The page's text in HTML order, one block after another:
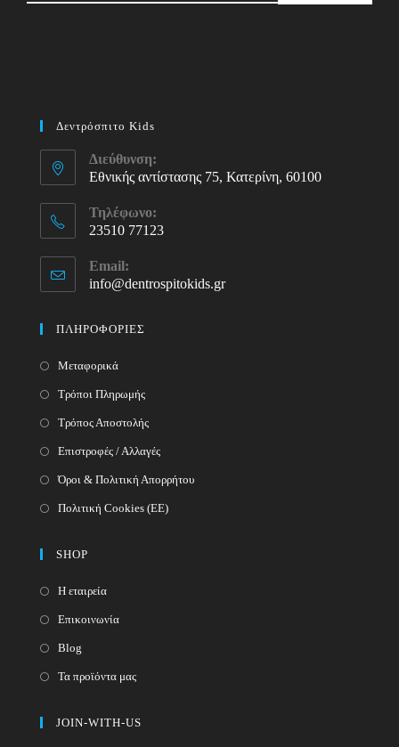
Δεντρόσπιτο Kids
Διεύθυνση:
Εθνικής αντίστασης 75, Κατερίνη, 60100
Τηλέφωνο:
23510 77123
in
Email:
info@dentrospitokids.grOpens
ΠΛΗΡΟΦΟΡΙΕΣ
Μεταφορικά
Τρόποι Πληρωμής
Τρόπος Αποστολής
Επιστροφές / Αλλαγές
Όροι & Πολιτική Απορρήτου
Πολιτική Cookies (ΕΕ)
SHOP
Η εταιρεία
Επικοινωνία
Blog
Τα προϊόντα μας
JOIN-WITH-US